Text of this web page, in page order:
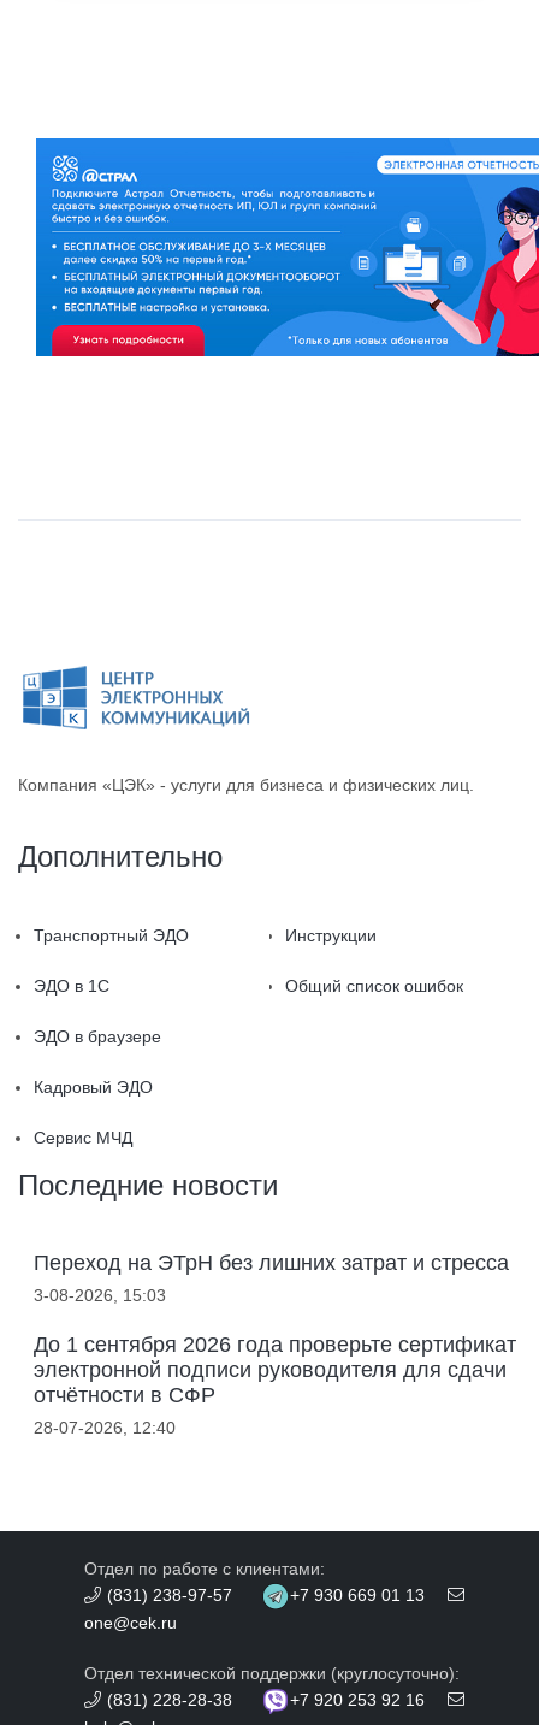
Компания «ЦЭК» - услуги для бизнеса и физических лиц.
Дополнительно
Транспортный ЭДО
ЭДО в 1С
ЭДО в браузере
Кадровый ЭДО
Сервис МЧД
Инструкции
Общий список ошибок
Последние новости
Переход на ЭТрН без лишних затрат и стресса
3-08-2026, 15:03
До 1 сентября 2026 года проверьте сертификат
электронной подписи руководителя для сдачи
отчётности в СФР
28-07-2026, 12:40
Отдел по работе с клиентами:
(831) 238-97-57
+7 930 669 01 13
one@cek.ru
Отдел технической поддержки (круглосуточно):
(831) 228-28-38
+7 920 253 92 16